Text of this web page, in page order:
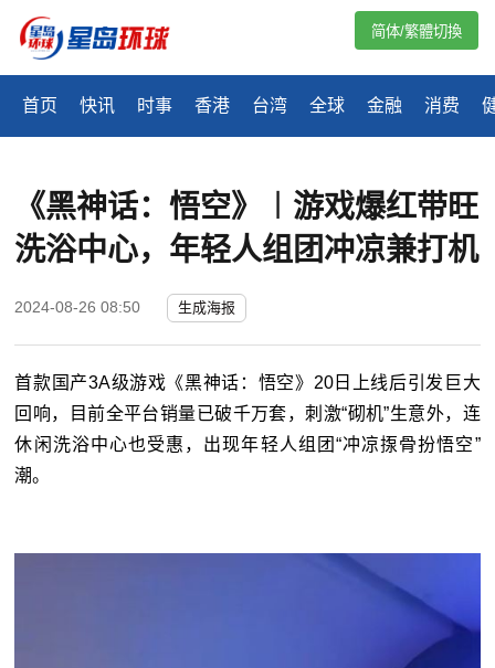
首页 快讯 时事 香港 台湾 全球 金融 消费
简体/繁體切換
《黑神话：悟空》︱游戏爆红带旺
洗浴中心，年轻人组团冲凉兼打机
2024-08-26 08:50 生成海报
首款国产3A级游戏《黑神话：悟空》20日上线后引发巨大
回响，目前全平台销量已破千万套，刺激“砌机”生意外，连
休闲洗浴中心也受惠，出现年轻人组团“冲凉揼骨扮悟空”
潮。